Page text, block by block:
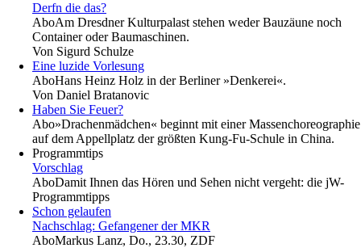
Derfn die das?
AboAm Dresdner Kulturpalast stehen weder Bauzäune noch
Container oder Baumaschinen.
Von Sigurd Schulze
Eine luzide Vorlesung
AboHans Heinz Holz in der Berliner »Denkerei«.
Von Daniel Bratanovic
Haben Sie Feuer?
Abo»Drachenmädchen« beginnt mit einer Massenchoreographie
auf dem Appellplatz der größten Kung-Fu-Schule in China.
Programmtips
Vorschlag
AboDamit Ihnen das Hören und Sehen nicht vergeht: die jW-
Programmtipps
Schon gelaufen
Nachschlag: Gefangener der MKR
AboMarkus Lanz, Do., 23.30, ZDF